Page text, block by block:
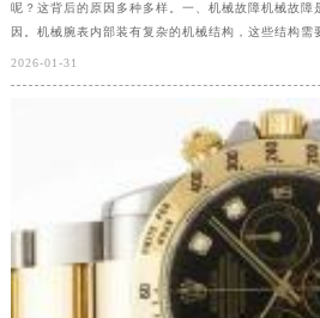
呢？这背后的原因多种多样。一、机械故障机械故障
因。机械腕表内部装有复杂的机械结构，这些结构需
2026-01-31